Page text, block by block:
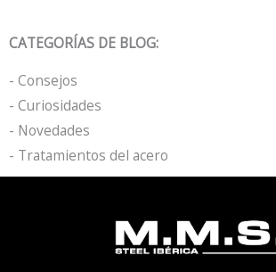
CATEGORÍAS DE BLOG:
- Consejos
- Curiosidades
- Novedades
- Tratamientos del acero